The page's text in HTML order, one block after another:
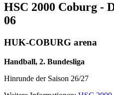
HSC 2000 Coburg -
06
HUK-COBURG arena
Handball, 2. Bundesliga
Hinrunde der Saison 26/27